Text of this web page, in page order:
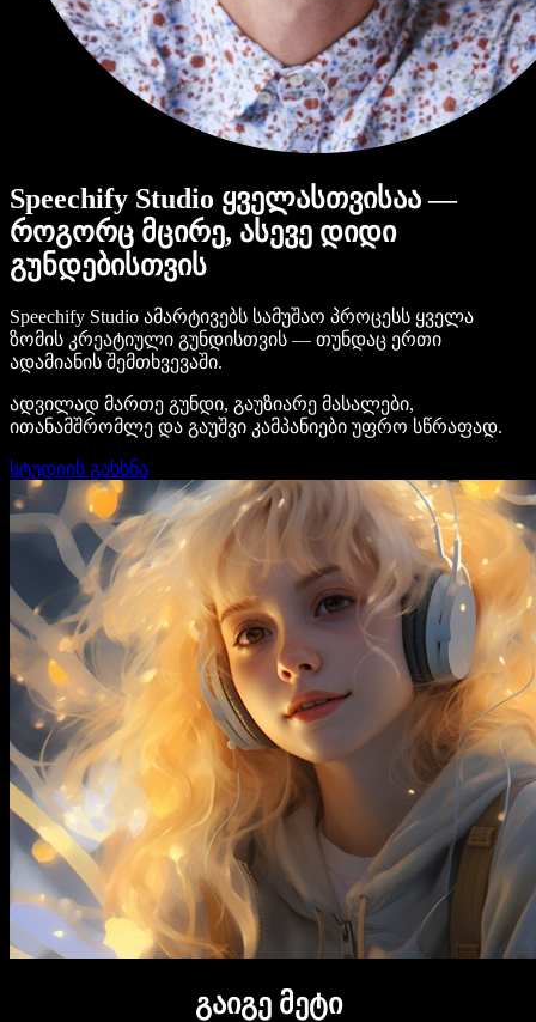
Speechify Studio ყველასთვისაა —
როგორც მცირე, ასევე დიდი
გუნდებისთვის
Speechify Studio ამარტივებს სამუშაო პროცესს ყველა
ზომის კრეატიული გუნდისთვის — თუნდაც ერთი
ადამიანის შემთხვევაში.
ადვილად მართე გუნდი, გაუზიარე მასალები,
ითანამშრომლე და გაუშვი კამპანიები უფრო სწრაფად.
სტუდიის გახსნა
გაიგე მეტი